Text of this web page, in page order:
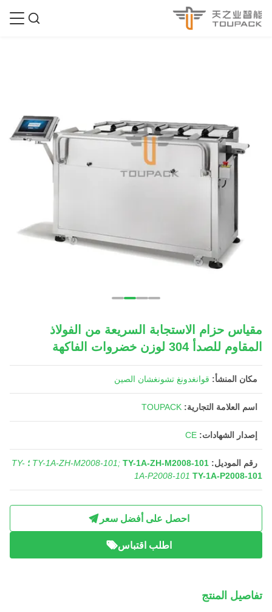
مقياس حزام الاستجابة السريعة من الفولاذ
المقاوم للصدأ 304 لوزن خضروات الفاكهة
مكان المنشأ: قوانغدونغ تشونغشان الصين
اسم العلامة التجارية: TOUPACK
إصدار الشهادات: CE
رقم الموديل: TY-1A-ZH-M2008-101; TY-1A-ZH-M2008-101 ؛
TY-
1A-P2008-101 TY-1A-P2008-101
احصل على أفضل سعر
اطلب اقتباس
تفاصيل المنتج